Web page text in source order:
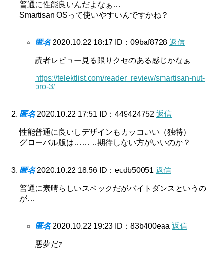
普通に性能良いんだよなぁ…
Smartisan OSって使いやすいんですかね？
匿名 2020.10.22 18:17 ID：09baf8728 返信
読者レビュー見る限りクセのある感じかなぁ
https://telektlist.com/reader_review/smartisan-nut-
pro-3/
匿名 2020.10.22 17:51 ID：449424752 返信
性能普通に良いしデザインもカッコいい（独特）
グローバル版は………期待しない方がいいのか？
匿名 2020.10.22 18:56 ID：ecdb50051 返信
普通に素晴らしいスペックだがバイトダンスというの
が…
匿名 2020.10.22 19:23 ID：83b400eaa 返信
悪夢だｧ